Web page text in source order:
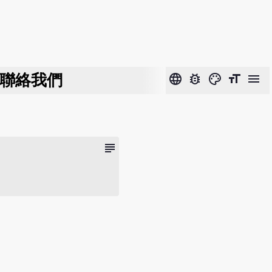
絡我們 language bug_report color_lens format_size menu
subject